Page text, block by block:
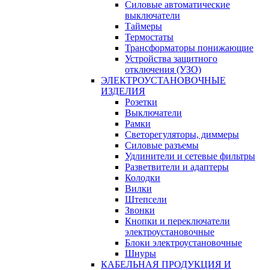
Силовые автоматические
выключатели
Таймеры
Термостаты
Трансформаторы понижающие
Устройства защитного
отключения (УЗО)
ЭЛЕКТРОУСТАНОВОЧНЫЕ
ИЗДЕЛИЯ
Розетки
Выключатели
Рамки
Светорегуляторы, диммеры
Силовые разъемы
Удлинители и сетевые фильтры
Разветвители и адаптеры
Колодки
Вилки
Штепсели
Звонки
Кнопки и переключатели
электроустановочные
Блоки электроустановочные
Шнуры
КАБЕЛЬНАЯ ПРОДУКЦИЯ И